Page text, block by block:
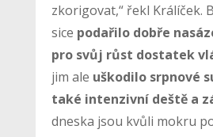
zkorigovat,“ řekl Králíček.
sice podařilo dobře
pro svůj růst dostatek
jim ale uškodilo srpnové
také intenzivní deště a
dneska jsou kvůli mokru